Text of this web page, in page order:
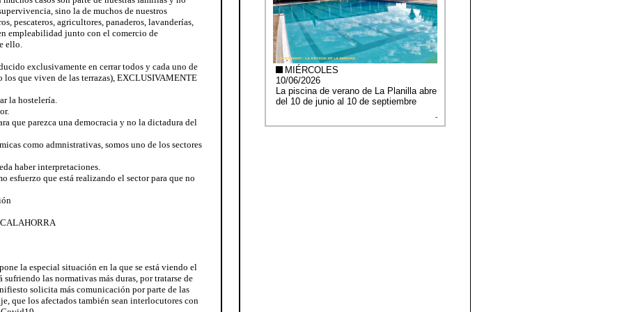
sino la de muchos de nuestros
pescateros, agricultores, panaderos, lavanderías,
empleabilidad junto con el comercio de
ello.
exclusivamente en cerrar todos y cada uno de
los que viven de las terrazas), EXCLUSIVAMENTE
la hostelería.
que parezca una democracia y no la dictadura del
como admnistrativas, somos uno de los sectores
haber interpretaciones.
esfuerzo que está realizando el sector para que no
la especial situación en la que se está viendo el
las normativas más duras, por tratarse de
solicita más comunicación por parte de las
que los afectados también sean interlocutores con